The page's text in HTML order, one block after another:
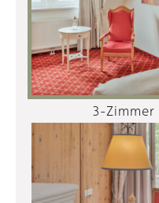
3-Zimmer